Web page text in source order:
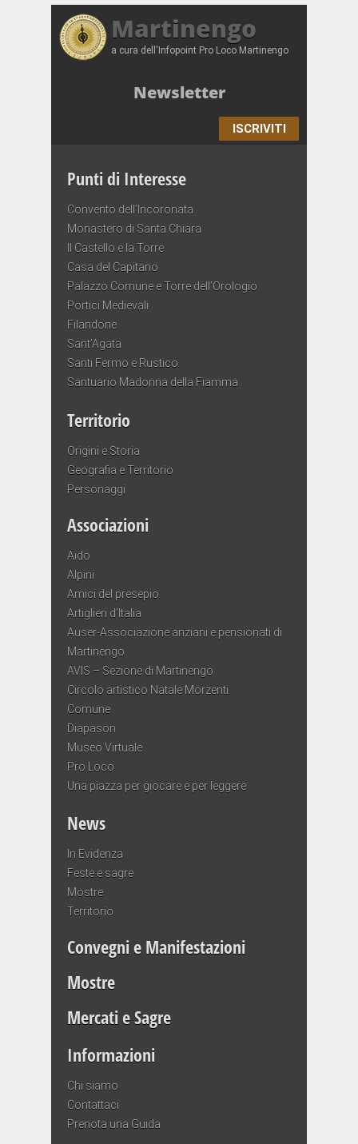
Martinengo
a cura dell'Infopoint Pro Loco Martinengo
Newsletter
ISCRIVITI
Punti di Interesse
Convento dell’Incoronata
Monastero di Santa Chiara
Il Castello e la Torre
Casa del Capitano
Palazzo Comune e Torre dell’Orologio
Portici Medievali
Filandone
Sant’Agata
Santi Fermo e Rustico
Santuario Madonna della Fiamma
Territorio
Origini e Storia
Geografia e Territorio
Personaggi
Associazioni
Aido
Alpini
Amici del presepio
Artiglieri d’Italia
Auser-Associazione anziani e pensionati di
Martinengo
AVIS – Sezione di Martinengo
Circolo artistico Natale Morzenti
Comune
Diapason
Museo Virtuale
Pro Loco
Una piazza per giocare e per leggere
News
In Evidenza
Feste e sagre
Mostre
Territorio
Convegni e Manifestazioni
Mostre
Mercati e Sagre
Informazioni
Chi siamo
Contattaci
Prenota una Guida